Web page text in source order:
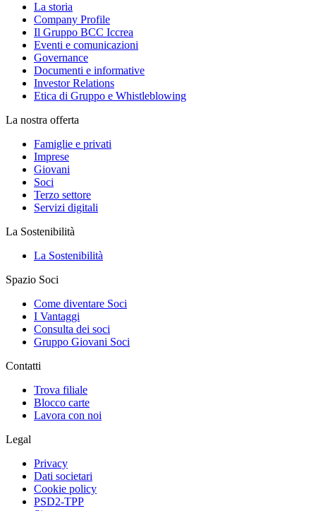
La storia
Company Profile
Il Gruppo BCC Iccrea
Eventi e comunicazioni
Governance
Documenti e informative
Investor Relations
Etica di Gruppo e Whistleblowing
La nostra offerta
Famiglie e privati
Imprese
Giovani
Soci
Terzo settore
Servizi digitali
La Sostenibilità
La Sostenibilità
Spazio Soci
Come diventare Soci
I Vantaggi
Consulta dei soci
Gruppo Giovani Soci
Contatti
Trova filiale
Blocco carte
Lavora con noi
Legal
Privacy
Dati societari
Cookie policy
PSD2-TPP